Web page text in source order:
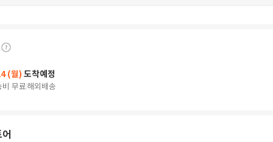
(월) 도착예정
비 무료해외배송